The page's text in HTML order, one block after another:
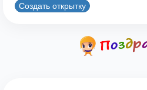
Создать открытку